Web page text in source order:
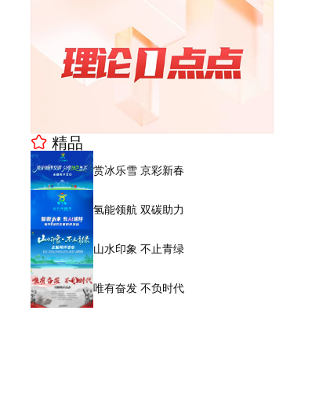
精品
赏冰乐雪 京彩新春
氢能领航 双碳助力
山水印象 不止青绿
唯有奋发 不负时代